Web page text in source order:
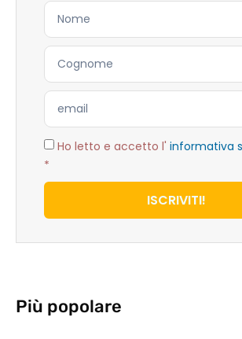
Ho letto e accetto l' informativa
*
ISCRIVITI!
Più popolare